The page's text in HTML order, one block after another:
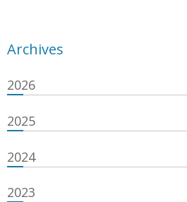
Archives
2026
2025
2024
2023